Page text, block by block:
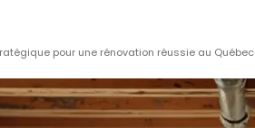
pour une rénovation réussie au Québec